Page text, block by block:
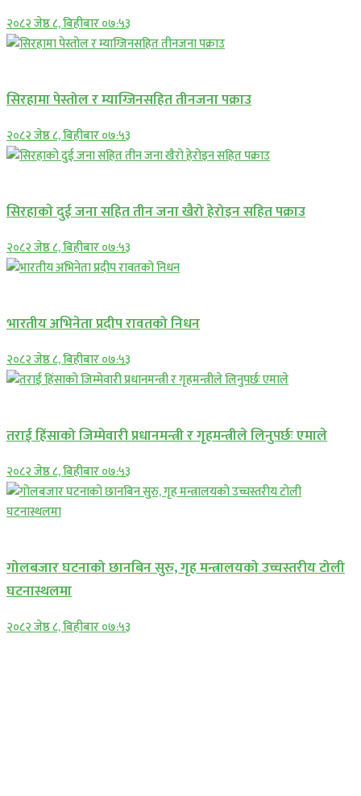
२०८२ जेष्ठ ८, बिहीबार ०७:५३
सिरहामा पेस्तोल र म्याग्जिनसहित तीनजना पक्राउ
२०८२ जेष्ठ ८, बिहीबार ०७:५३
सिरहाकाे दुई जना सहित तीन जना खैरो हेरोइन सहित पक्राउ
२०८२ जेष्ठ ८, बिहीबार ०७:५३
भारतीय अभिनेता प्रदीप रावतको निधन
२०८२ जेष्ठ ८, बिहीबार ०७:५३
तराई हिंसाको जिम्मेवारी प्रधानमन्त्री र गृहमन्त्रीले लिनुपर्छः एमाले
२०८२ जेष्ठ ८, बिहीबार ०७:५३
गोलबजार घटनाको छानबिन सुरु, गृह मन्त्रालयको उच्चस्तरीय टोली
घटनास्थलमा
२०८२ जेष्ठ ८, बिहीबार ०७:५३